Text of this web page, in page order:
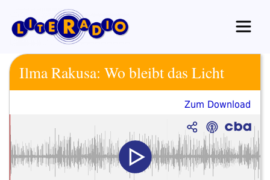
Inhalt
springen
Ilma Rakusa: Wo bleibt das Licht
Zum Download